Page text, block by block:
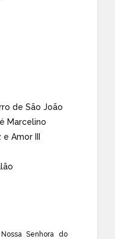
de São João
Marcelino
e Amor III
Senhora do